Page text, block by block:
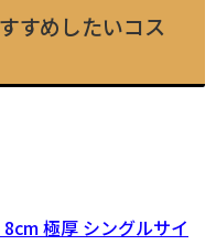
すめしたいコス
極厚 シングルサイ